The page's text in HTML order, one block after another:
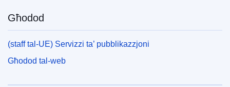
Għodod
(staff tal-UE) Servizzi ta’ pubblikazzjoni
Għodod tal-web